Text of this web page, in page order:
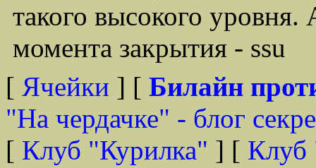
такого высокого
момента закрытия - ssu
[ Ячейки ] [ Билайн
"На чердачке" - блог
[ Клуб "Курилка" ] [ Клуб